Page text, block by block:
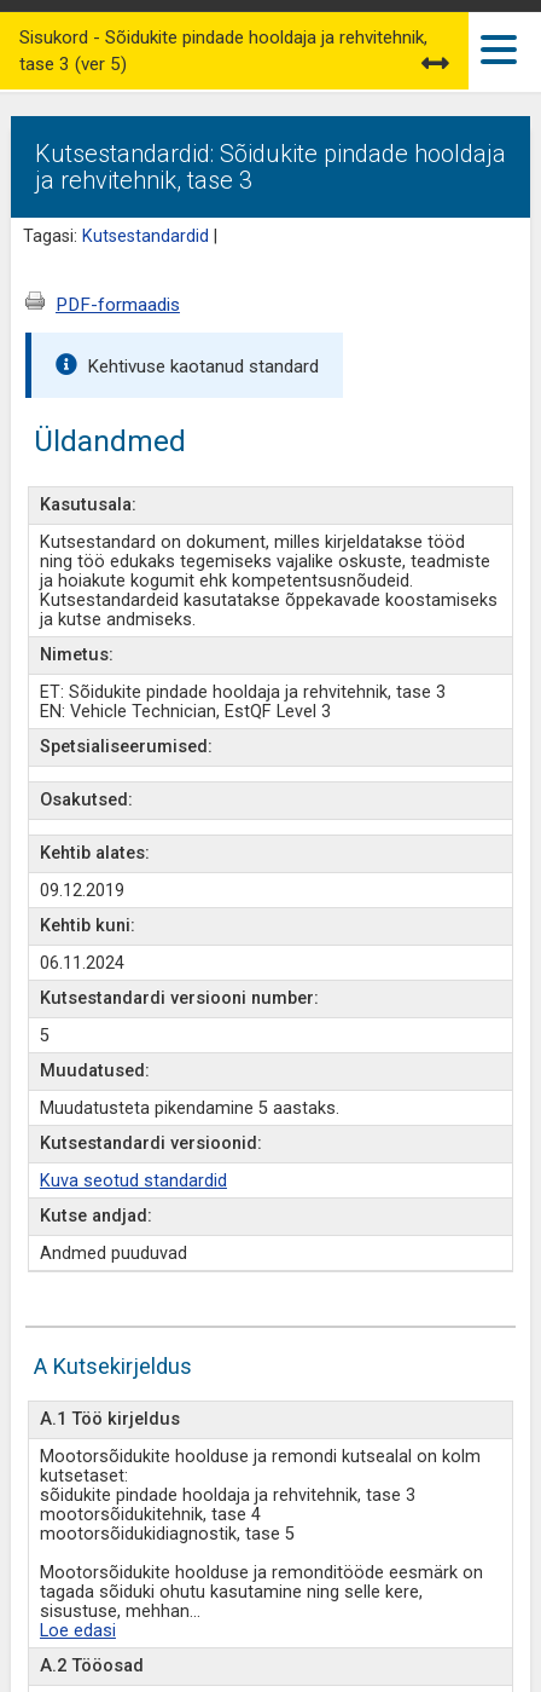
Kutsestandardid: Sõidukite pindade hooldaja
ja rehvitehnik, tase 3
Tagasi: Kutsestandardid
Sisukord - Sõidukite pindade hooldaja ja rehvitehnik,
tase 3 (ver 5)
PDF-formaadis
Kehtivuse kaotanud standard
Üldandmed
Kasutusala:
Kutsestandard on dokument, milles kirjeldatakse tööd
ning töö edukaks tegemiseks vajalike oskuste, teadmiste
ja hoiakute kogumit ehk kompetentsusnõudeid.
Kutsestandardeid kasutatakse õppekavade koostamiseks
ja kutse andmiseks.
Nimetus:
ET: Sõidukite pindade hooldaja ja rehvitehnik, tase 3
EN: Vehicle Technician, EstQF Level 3
Spetsialiseerumised:
Osakutsed:
Kehtib alates:
09.12.2019
Kehtib kuni:
06.11.2024
Kutsestandardi versiooni number:
5
Muudatused:
Muudatusteta pikendamine 5 aastaks.
Kutsestandardi versioonid:
Kuva seotud standardid
Kutse andjad:
Andmed puuduvad
A Kutsekirjeldus
A.1 Töö kirjeldus
Mootorsõidukite hoolduse ja remondi kutsealal on kolm
kutsetaset:
sõidukite pindade hooldaja ja rehvitehnik, tase 3
mootorsõidukitehnik, tase 4
mootorsõidukidiagnostik, tase 5
Mootorsõidukite hoolduse ja remonditööde eesmärk on
tagada sõiduki ohutu kasutamine ning selle kere,
sisustuse, mehhan...
Loe edasi
A.2 Tööosad